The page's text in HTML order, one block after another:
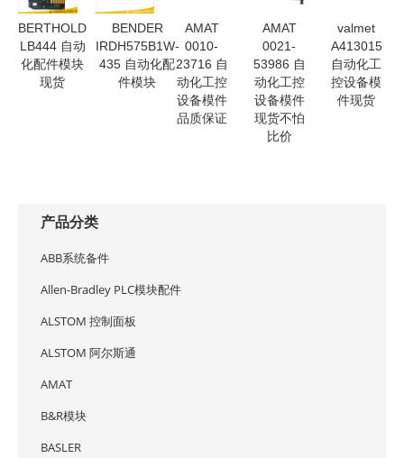
BERTHOLD
LB444 自动
化配件模块
现货
BENDER
IRDH575B1W-
435 自动化配
件模块
AMAT
0010-
23716 自
动化工控
设备模件
品质保证
AMAT
0021-
53986 自
动化工控
设备模件
现货不怕
比价
valmet
A413015
自动化工
控设备模
件现货
产品分类
ABB系统备件
Allen-Bradley PLC模块配件
ALSTOM 控制面板
ALSTOM 阿尔斯通
AMAT
B&R模块
BASLER